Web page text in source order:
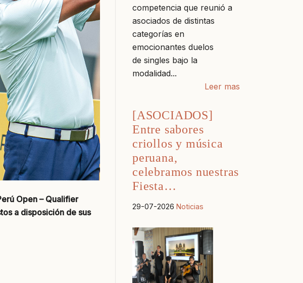
Open – Qualifier
a disposición de sus
competencia que reunió a
asociados de distintas
categorías en
emocionantes duelos
de singles bajo la
modalidad...
Leer mas
[ASOCIADOS]
Entre sabores
criollos y música
peruana,
celebramos nuestras
Fiesta…
29-07-2026 Noticias